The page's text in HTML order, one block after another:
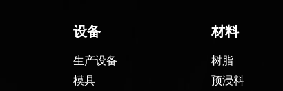
设备
生产设备
模具
材料
树脂
预浸料